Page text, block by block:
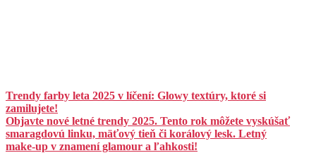
Trendy farby leta 2025 v líčení: Glowy textúry, ktoré si
zamilujete!
Objavte nové letné trendy 2025. Tento rok môžete vyskúšať
smaragdovú linku, mäťový tieň či korálový lesk. Letný
make‑up v znamení glamour a ľahkosti!